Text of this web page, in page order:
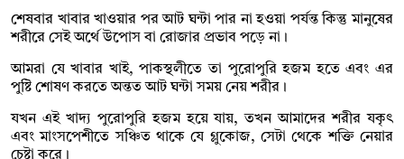
শেষবার খাবার খাওয়ার পর আট ঘন্টা পার না হওয়া পর্যন্ত কিন্তু মানুষের
শরীরে সেই অর্থে উপোস বা রোজার প্রভাব পড়ে না।
আমরা যে খাবার খাই, পাকস্থলীতে তা পুরোপুরি হজম হতে এবং এর
পুষ্টি শোষণ করতে অন্তত আট ঘন্টা সময় নেয় শরীর।
যখন এই খাদ্য পুরোপুরি হজম হয়ে যায়, তখন আমাদের শরীর যকৃৎ
এবং মাংসপেশীতে সঞ্চিত থাকে যে গ্লুকোজ, সেটা থেকে শক্তি নেয়ার
চেষ্টা করে।